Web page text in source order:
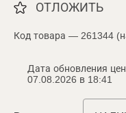
ОТЛОЖИТЬ
Код товара — 261344
Дата обновления
07.08.2026 в 18:41